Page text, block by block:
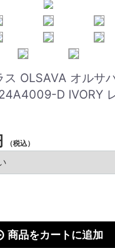
ス OLSAVA オルサ
D IVORY
（税込）
商品をカートに追加